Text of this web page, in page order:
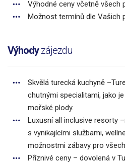
Výhodné ceny včetně všech
Možnost termínů dle Vašich
Výhodyzájezdu
Skvělá turecká kuchyně
chutnými specialitami, jako
mořské plody.
Luxusní all inclusive resorty
s vynikajícími službami,
možnostmi zábavy pro
Příznivé ceny – dovolená v